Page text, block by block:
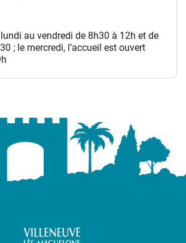
au vendredi de 8h30 à 12h et de
; le mercredi, l’accueil est ouvert